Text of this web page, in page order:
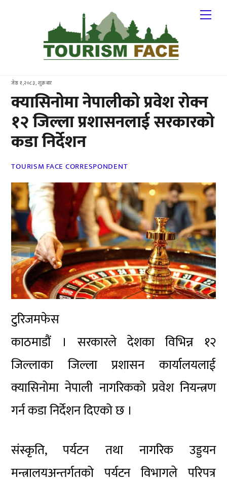
जेष्ठ १,२०८३, शुक्रबार
क्यासिनोमा नेपालीको प्रवेश रोक्न
१२ जिल्ला प्रशासनलाई सरकारको
कडा निर्देशन
TOURISM FACE CORRESPONDENT
टुरिजमफेस
काठमाडौं । सरकारले देशका विभिन्न १२
जिल्लाका जिल्ला प्रशासन कार्यालयलाई
क्यासिनोमा नेपाली नागरिकको प्रवेश नियन्त्रण
गर्न कडा निर्देशन दिएको छ ।
संस्कृति, पर्यटन तथा नागरिक उड्डयन
मन्त्रालयअन्तर्गतको पर्यटन विभागले परिपत्र